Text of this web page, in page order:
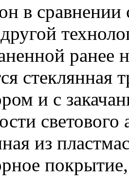
в
ранее
стеклянная
и с
светового
из